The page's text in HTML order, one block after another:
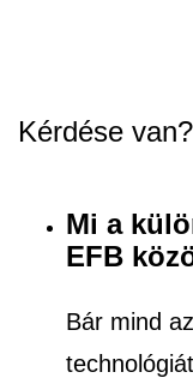
Kérdése van?
Mi a
EFB
Bár mind